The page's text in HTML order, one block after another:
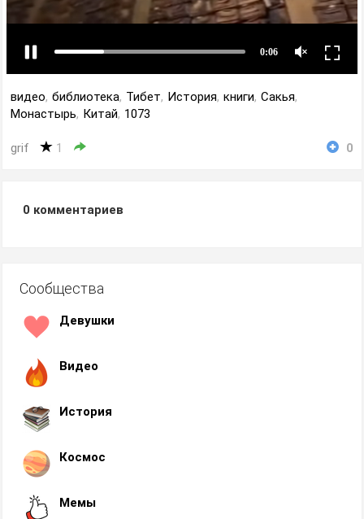
видео, библиотека, Тибет, История, книги, Сакья,
Монастырь, Китай, 1073
grif 1 0
0 комментариев
Сообщества
Девушки
Видео
История
Космос
Мемы